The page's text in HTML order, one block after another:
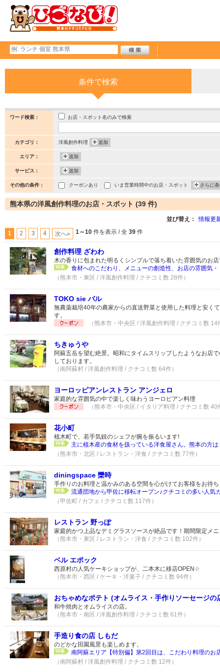
条件で検索
ワード検索： お店・スポット名のみで検索
カテゴリ： 洋風創作料理 追加
エリア： 追加
サービス： 追加
その他の条件： クーポンあり いま営業時間中のお店・スポット さらに
熊本県の洋風創作料理のお店・スポット (39 件)
並び替え： 情報更
1 2 3 4 次へ» 1～10 件を表示 / 全 39 件
創作料理 ざわわ
木の香りに包まれた明るくシンプルで落ち着いた雰囲気のお
食材へのこだわり、メニューの創造性、お店の雰囲気
（熊本市・東区 / 洋風創作料理 / クチコミ数 28件）
TOKO sie バル
無農薬栽培40年の農家からの直送野菜と使用した料理と安く
す。
（熊本市・中央区 / 洋風創作料理 / クチコミ数 14
ちきゅうや
阿蘇五岳を望む絶景。昭和にタイムスリップしたようなお店
しております。
（南阿蘇村 / 洋風創作料理 / クチコミ数 64件）
ヨーロッピアンレストラン アンジェロ
家庭的な雰囲気の中で楽しく味わうヨーロピアン料理
（熊本市・中央区 / イタリア料理 / クチコミ数 40
花小町
植木町で、若手気鋭のシェフが腕を振るいます!
主に植木産の食材を扱っている洋食屋さん。熊本の方
（熊本市・北区 / レストラン・洋食 / クチコミ数 77件）
diningspace 欒時
手作りのお料理と温かみのある空間を心がけてお客様をお待
流通団地から甲佐に移転オープン♪クチコミの多い人気
（甲佐町 / カフェ / クチコミ数 117件）
レストラン 野っぽ
家庭的かつ上品なデミグラスソースが絶品です！期間限定メ
（熊本市・東区 / レストラン・洋食 / クチコミ数 102件）
ベル エポック
西原村の人気ケーキショップが、二本木に移店OPEN☆
（熊本市・西区 / ケーキ・洋菓子 / クチコミ数 94件）
おちゃめなポテト (オムライス・手作りソーセージの
和牛焼肉とオムライスの店。
（熊本市・南区 / 洋風創作料理 / クチコミ数 61件）
手造り食の店 しもだ
のどかな田園風景も楽しめます。
南阿蘇エリア【特別偏】第2回目は、こだわり料理のお
（南阿蘇村 / 洋風創作料理 / クチコミ数 12件）